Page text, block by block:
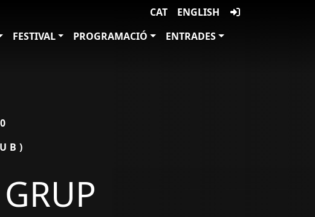
CAT
ENGLISH
FESTIVAL PROGRAMACIÓ
ENTRADES